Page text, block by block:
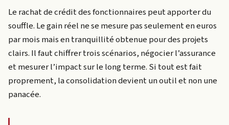
Le rachat de crédit des fonctionnaires peut apporter du
souffle. Le gain réel ne se mesure pas seulement en euros
par mois mais en tranquillité obtenue pour des projets
clairs. Il faut chiffrer trois scénarios, négocier l’assurance
et mesurer l’impact sur le long terme. Si tout est fait
proprement, la consolidation devient un outil et non une
panacée.